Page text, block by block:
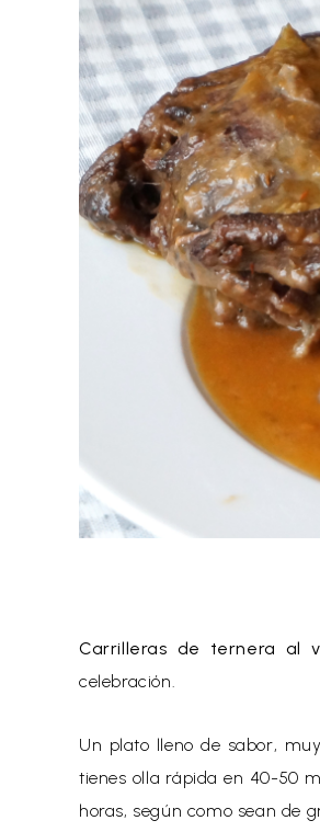
Carrilleras de ternera al
celebración.
Un plato lleno de sabor,
tienes olla rápida en 40-50
horas, según